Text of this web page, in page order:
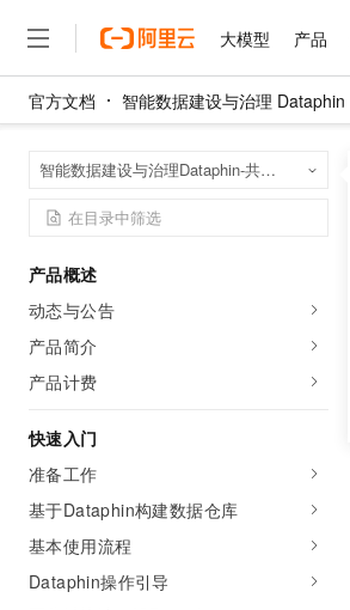
大模型 产品
官方文档 智能数据建设与治理 Dataphin
智能数据建设与治理Dataphin-共享模式（全托管版）
产品概述
动态与公告
产品简介
产品计费
快速入门
准备工作
基于Dataphin构建数据仓库
基本使用流程
Dataphin操作引导
大模型
产品
精选产品
人工智能与机器学习
存储
网络与CDN
安全
解决方案
精选解决方案
AI
现代化应用
安全
网络
可观测
权益
定价
云市场
伙伴
服务
了解阿里云